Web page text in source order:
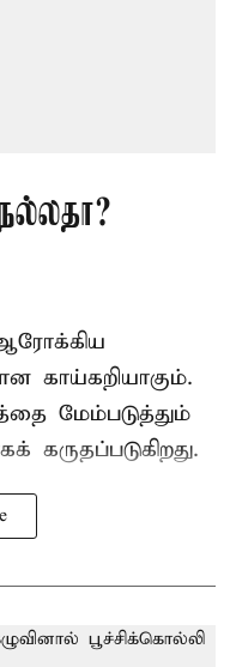
காய்கறியாகும்.
மேம்படுத்தும்